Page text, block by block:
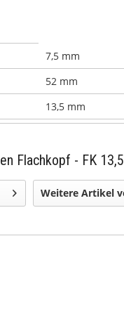
7,5 mm
52 mm
13,5 mm
Flachkopf - FK
Weitere Artikel